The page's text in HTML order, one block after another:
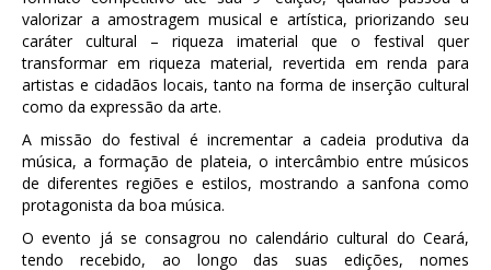
valorizar a amostragem musical e artística, priorizando seu
caráter cultural – riqueza imaterial que o festival quer
transformar em riqueza material, revertida em renda para
artistas e cidadãos locais, tanto na forma de inserção cultural
como da expressão da arte.
A missão do festival é incrementar a cadeia produtiva da
música, a formação de plateia, o intercâmbio entre músicos
de diferentes regiões e estilos, mostrando a sanfona como
protagonista da boa música.
O evento já se consagrou no calendário cultural do Ceará,
tendo recebido, ao longo das suas edições, nomes